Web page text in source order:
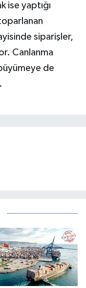
ise yaptığı
siparişler,
Canlanma
de